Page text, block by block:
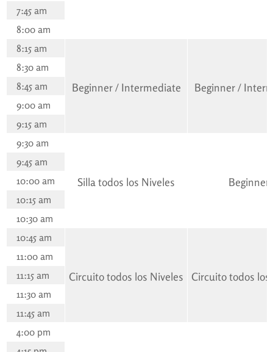
7:45 am
8:00 am
8:15 am
Beginner / Intermediate Beginner /
8:30 am
8:45 am
9:00 am
9:15 am
9:30 am
Silla todos los Niveles Beginner
9:45 am
10:00 am
10:15 am
10:30 am
10:45 am
Circuito todos los Niveles Circuito todos los
11:00 am
11:15 am
11:30 am
11:45 am
4:00 pm